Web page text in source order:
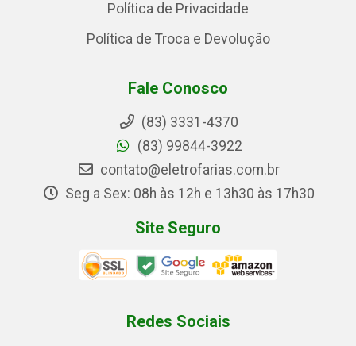
Política de Privacidade
Política de Troca e Devolução
Fale Conosco
(83) 3331-4370
(83) 99844-3922
contato@eletrofarias.com.br
Seg a Sex: 08h às 12h e 13h30 às 17h30
Site Seguro
Redes Sociais